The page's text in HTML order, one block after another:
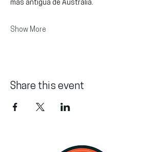
más antigua de Australia.
Show More
Share this event